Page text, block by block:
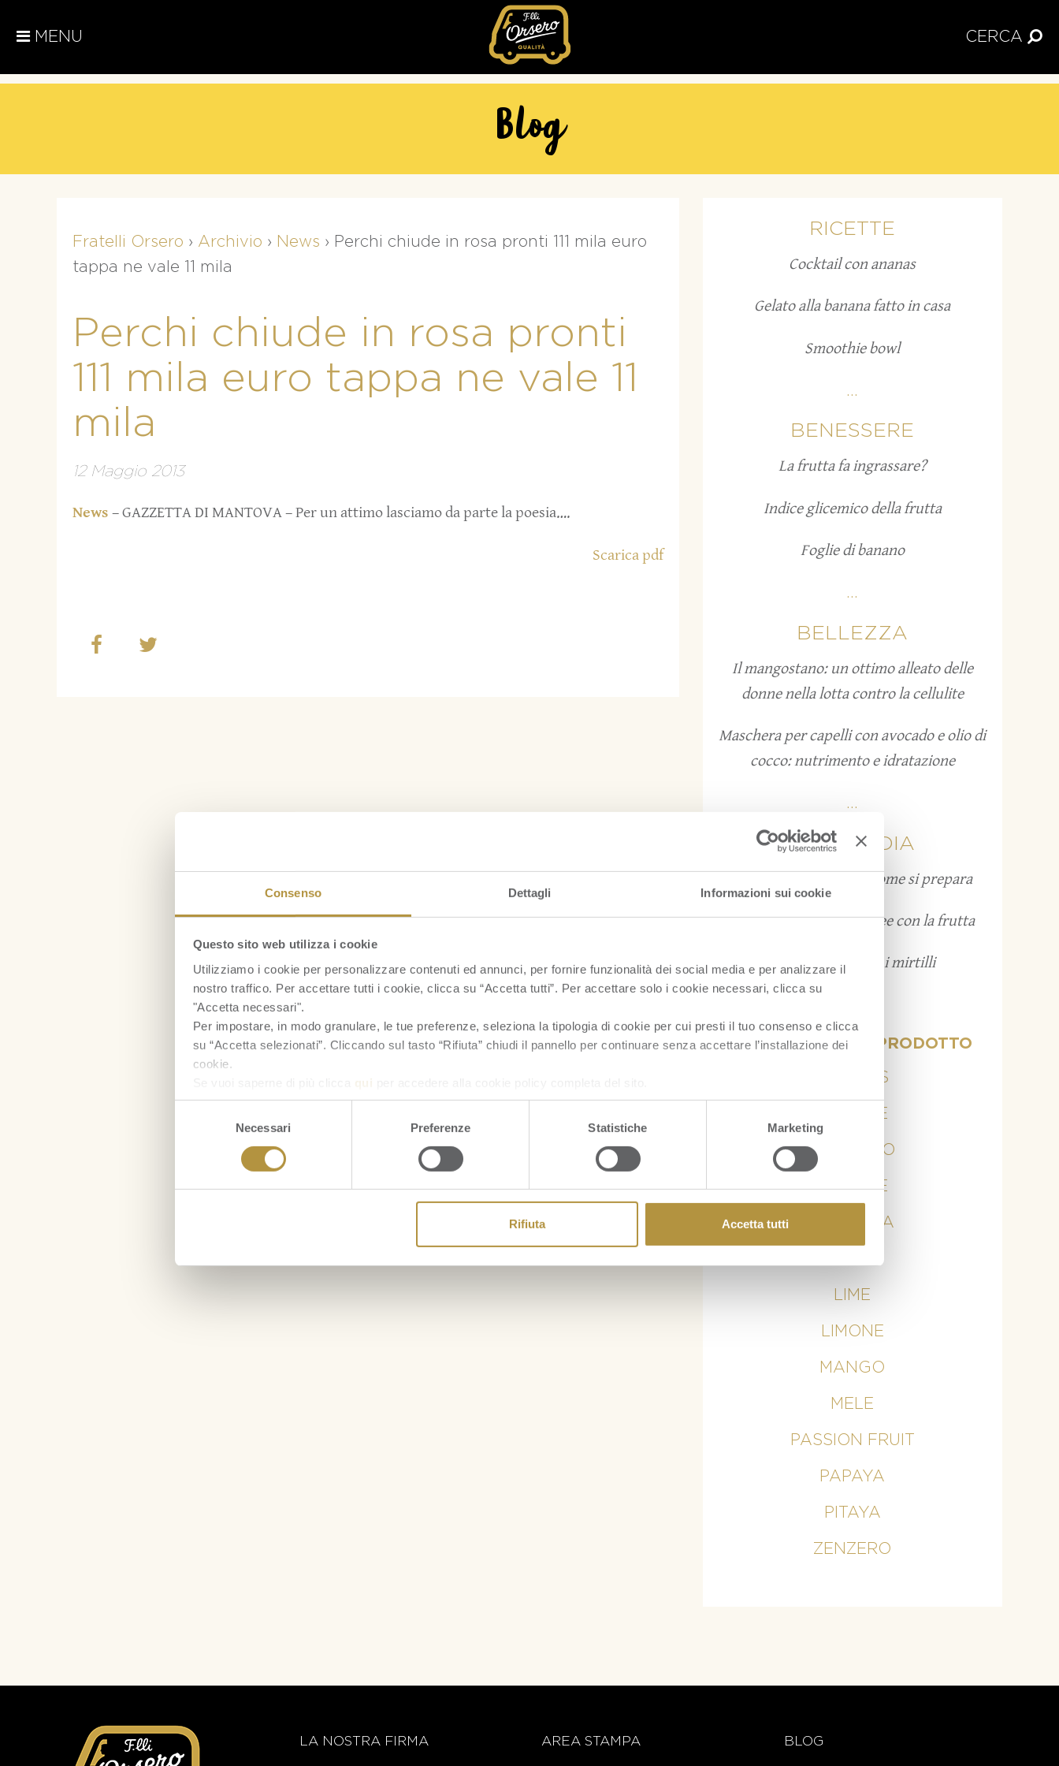
Consenso Dettagli Informazioni sui cookie
Questo sito web utilizza i cookie
Utilizziamo i cookie per personalizzare contenuti ed annunci, per fornire funzionalità dei social media e per analizzare il
nostro traffico. Per accettare tutti i cookie, clicca su “Accetta tutti”. Per accettare solo i cookie necessari, clicca su
"Accetta necessari".
Per impostare, in modo granulare, le tue preferenze, seleziona la tipologia di cookie per cui presti il tuo consenso e clicca
su “Accetta selezionati”. Cliccando sul tasto “Rifiuta” chiudi il pannello per continuare senza accettare l’installazione dei
cookie.
qui
Necessari Preferenze Statistiche Marketing
Rifiuta Accetta tutti
MENU CERCA
Blog
Fratelli Orsero › Archivio › News › Perchi chiude in rosa pronti 111 mila euro
tappa ne vale 11 mila
Perchi chiude in rosa pronti
111 mila euro tappa ne vale 11
mila
12 Maggio 2013
News – GAZZETTA DI MANTOVA – Per un attimo lasciamo da parte la poesia….
Scarica pdf
RICETTE
Cocktail con ananas
Gelato alla banana fatto in casa
Smoothie bowl
...
BENESSERE
La frutta fa ingrassare?
Indice glicemico della frutta
Foglie di banano
...
BELLEZZA
Il mangostano: un ottimo alleato delle
donne nella lotta contro la cellulite
Maschera per capelli con avocado e olio di
cocco: nutrimento e idratazione
...
FRUITPEDIA
Grattachecca: cos’è e come si prepara
Bruschette estive: 12 idee con la frutta
Come conservare i mirtilli
VISUALIZZA PER PRODOTTO
ANANAS
ARANCE
AVOCADO
BANANE
CURCUMA
LIME
LIMONE
MANGO
MELE
PASSION FRUIT
PAPAYA
PITAYA
ZENZERO
LA NOSTRA FIRMA AREA STAMPA BLOG